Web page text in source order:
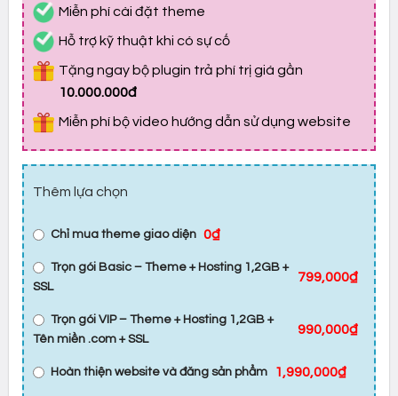
Miễn phí cài đặt theme
Hỗ trợ kỹ thuật khi có sự cố
Tặng ngay bộ plugin trả phí trị giá gần
10.000.000đ
Miễn phí bộ video hướng dẫn sử dụng website
Thêm lựa chọn
Chỉ mua theme giao diện 0₫
Trọn gói Basic – Theme + Hosting 1,2GB +
SSL
799,000₫
Trọn gói VIP – Theme + Hosting 1,2GB +
Tên miền .com + SSL
990,000₫
Hoàn thiện website và đăng sản phẩm 1,990,000₫